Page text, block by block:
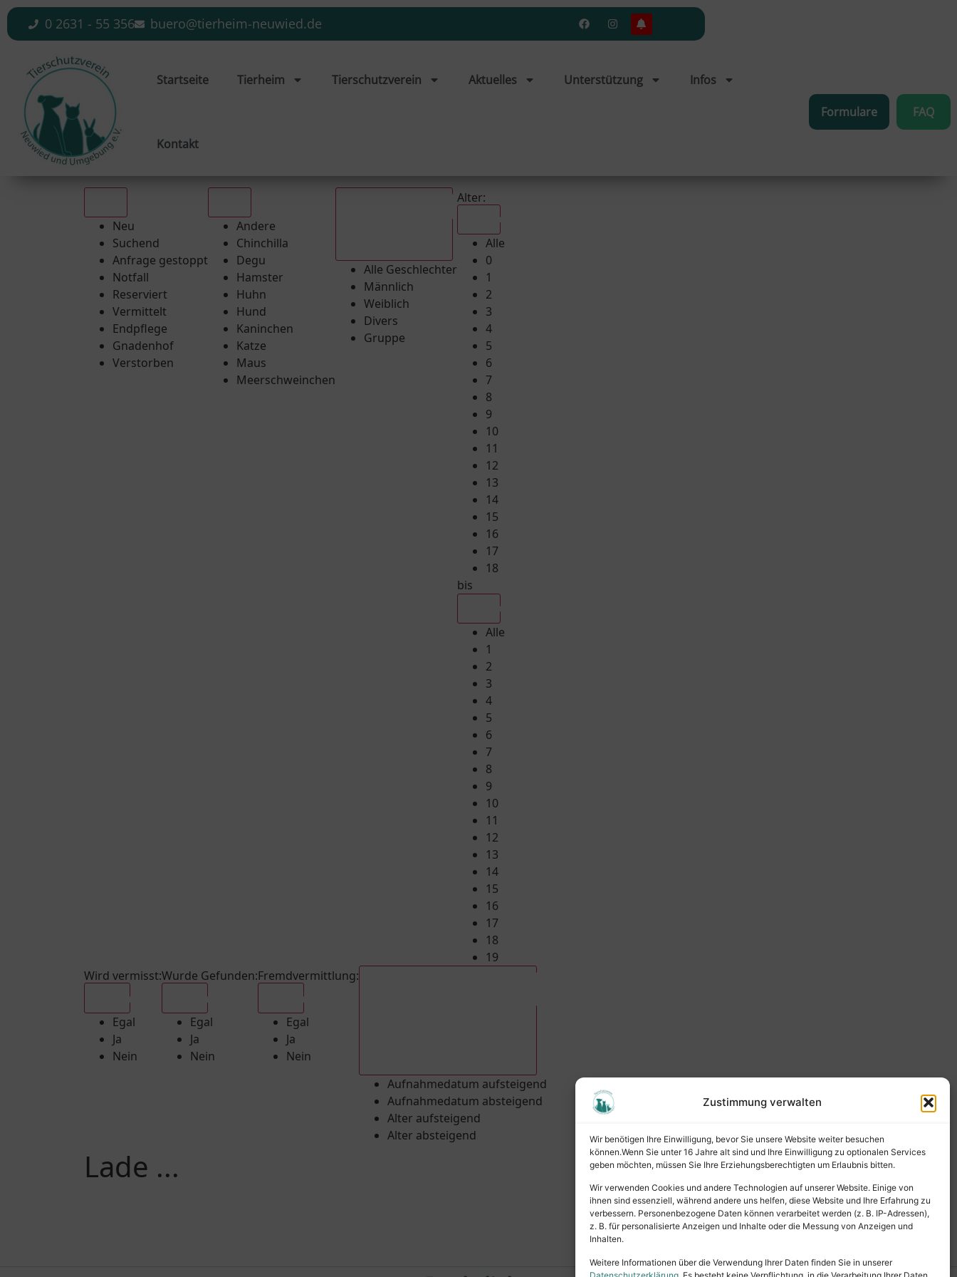
Zustimmung verwalten
Wir benötigen Ihre Einwilligung, bevor Sie unsere Website weiter besuchen
können.Wenn Sie unter 16 Jahre alt sind und Ihre Einwilligung zu optionalen Services
geben möchten, müssen Sie Ihre Erziehungsberechtigten um Erlaubnis bitten.
Wir verwenden Cookies und andere Technologien auf unserer Website. Einige von
ihnen sind essenziell, während andere uns helfen, diese Website und Ihre Erfahrung zu
verbessern. Personenbezogene Daten können verarbeitet werden (z. B. IP-Adressen),
z. B. für personalisierte Anzeigen und Inhalte oder die Messung von Anzeigen und
Inhalten.
Weitere Informationen über die Verwendung Ihrer Daten finden Sie in unserer
0 2631 - 55 356 buero@tierheim-neuwied.de
Startseite Tierheim Tierschutzverein Aktuelles Unterstützung Infos
Kontakt
Formulare FAQ
Neu
Suchend
Anfrage gestoppt
Notfall
Reserviert
Vermittelt
Endpflege
Gnadenhof
Verstorben
Andere
Chinchilla
Degu
Hamster
Huhn
Hund
Kaninchen
Katze
Maus
Meerschweinchen
Alle Geschlechter
Männlich
Weiblich
Divers
Gruppe
Alter:
Alle
0
1
2
3
4
5
6
7
8
9
10
11
12
13
14
15
16
17
18
bis
Alle
1
2
3
4
5
6
7
8
9
10
11
12
13
14
15
16
17
18
19
Wird vermisst:
Egal
Ja
Nein
Wurde Gefunden:
Egal
Ja
Nein
Fremdvermittlung:
Egal
Ja
Nein
Aufnahmedatum aufsteigend
Aufnahmedatum absteigend
Alter aufsteigend
Alter absteigend
Lade ...